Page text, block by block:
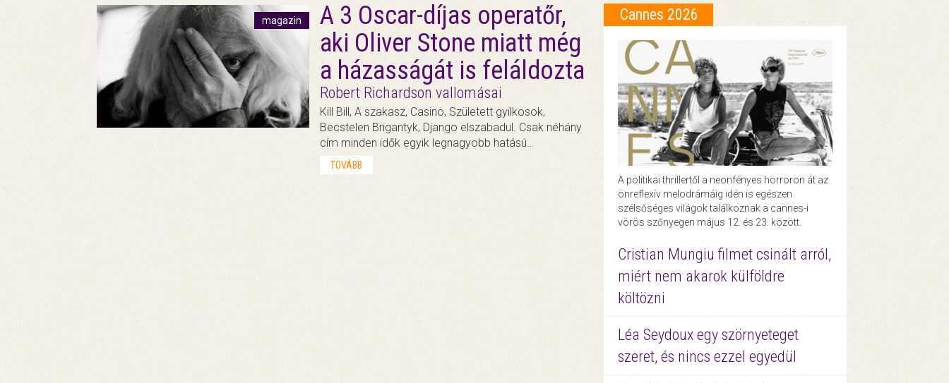
magazin
A 3 Oscar-díjas operatőr,
aki Oliver Stone miatt még
a házasságát is feláldozta
Robert Richardson vallomásai
Kill Bill, A szakasz, Casino, Született gyilkosok,
Becstelen Brigantyk, Django elszabadul. Csak néhány
cím minden idők egyik legnagyobb hatású…
TOVÁBB
Cannes 2026
A politikai thrillertől a neonfényes horroron át az
önreflexív melodrámáig idén is egészen
szélsőséges világok találkoznak a cannes-i
vörös szőnyegen május 12. és 23. között.
Cristian Mungiu filmet csinált arról,
miért nem akarok külföldre
költözni
Léa Seydoux egy szörnyeteget
szeret, és nincs ezzel egyedül